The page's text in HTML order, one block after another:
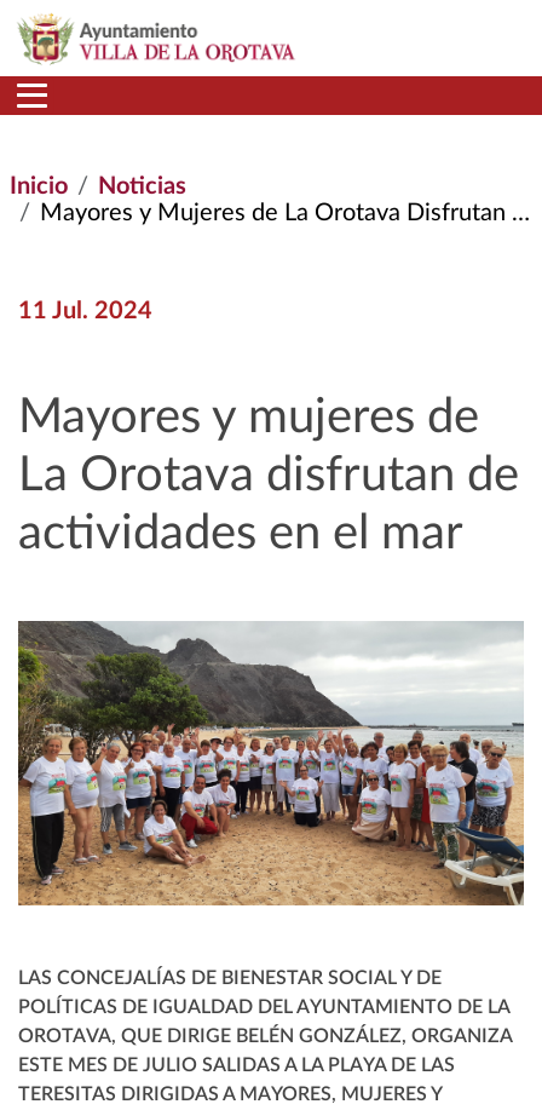
Pasar al contenido principal
Inicio
Noticias
Mayores y Mujeres de La Orotava Disfrutan de Actividades En El Mar
11 Jul. 2024
Mayores y mujeres de
La Orotava disfrutan de
actividades en el mar
LAS CONCEJALÍAS DE BIENESTAR SOCIAL Y DE
POLÍTICAS DE IGUALDAD DEL AYUNTAMIENTO DE LA
OROTAVA, QUE DIRIGE BELÉN GONZÁLEZ, ORGANIZA
ESTE MES DE JULIO SALIDAS A LA PLAYA DE LAS
TERESITAS DIRIGIDAS A MAYORES, MUJERES Y